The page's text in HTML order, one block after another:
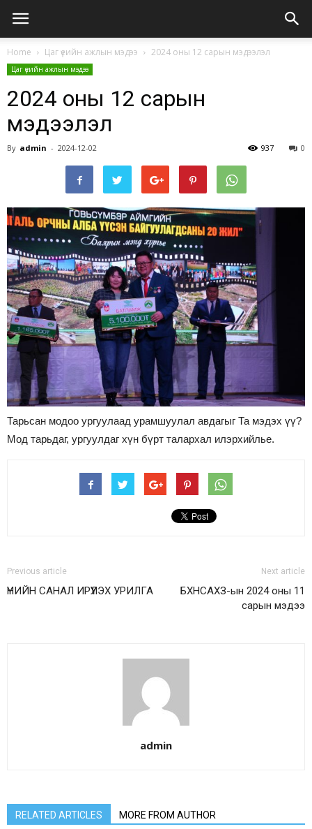
Home Цаг үеийн ажлын мэдээ 2024 оны 12 сарын мэдээлэл
Цаг үеийн ажлын мэдээ
2024 оны 12 сарын
мэдээлэл
By admin - 2024-12-02 0
937
Тарьсан модоо ургуулаад урамшуулал авдагыг Та мэдэх үү?
Мод тарьдаг, ургуулдаг хүн бүрт талархал илэрхийлье.
Previous article
ҮНИЙН САНАЛ ИРҮҮЛЭХ УРИЛГА
Next article
БХНСАХЗ-ын 2024 оны 11
сарын мэдээ
admin
RELATED ARTICLES MORE FROM AUTHOR